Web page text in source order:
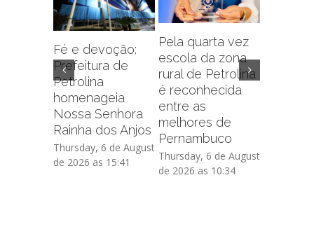
Fé e devoção:
Prefeitura de
Petrolina
homenageia
Nossa Senhora
Rainha dos Anjos
Thursday, 6 de August
de 2026 as 15:41
Pela quarta vez
escola da zona
rural de Petrolina
é reconhecida
entre as
melhores de
Pernambuco
Thursday, 6 de August
de 2026 as 10:34